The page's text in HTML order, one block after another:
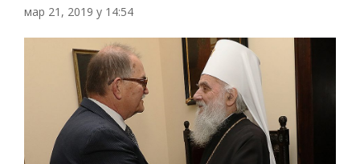
мар 21, 2019 у 14:54